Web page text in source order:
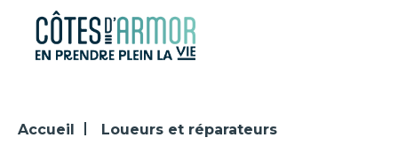
Panneau de gestion des cookies
Accueil Loueurs et réparateurs